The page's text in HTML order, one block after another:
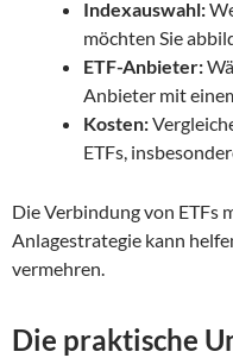
Indexauswahl:
möchten Sie
ETF-Anbieter:
Anbieter mit
Kosten:
ETFs,
Die Verbindung von ETFs
Anlagestrategie kann
vermehren.
Die praktische